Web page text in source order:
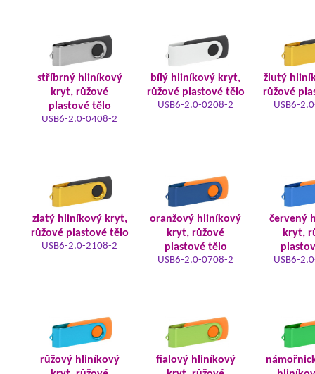
stříbrný hliníkový
kryt, růžové
plastové tělo
USB6-2.0-0408-2
bílý hliníkový kryt,
růžové plastové tělo
USB6-2.0-0208-2
žlutý
růžové
USB6-
zlatý hliníkový kryt,
růžové plastové tělo
USB6-2.0-2108-2
oranžový hliníkový
kryt, růžové
plastové tělo
USB6-2.0-0708-2
červený
kryt,
USB6-
růžový hliníkový
fialový hliníkový